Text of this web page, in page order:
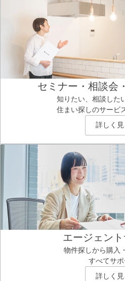
セミナー・相談会
知りたい、相談した
住まい探しのサービ
詳しく見
エージェン
物件探しから購入
すべてサポ
詳しく見